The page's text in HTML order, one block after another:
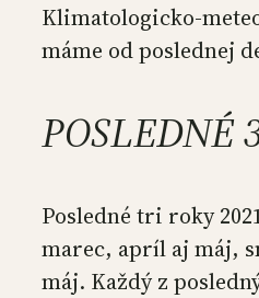
Klimatologicko-
máme od poslednej
POSLEDNÉ
Posledné tri roky
marec, apríl aj máj,
máj. Každý z